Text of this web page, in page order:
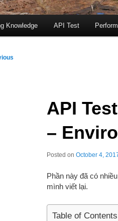
Knowledge API Test
API
–
Posted on October 4,
Phần này đã có
mình viết lại.
Table of Contents